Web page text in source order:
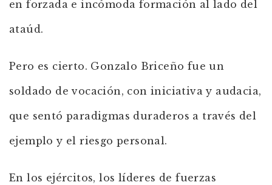
en forzada e incómoda formación al lado del
ataúd.
Pero es cierto. Gonzalo Briceño fue un
soldado de vocación, con iniciativa y audacia,
que sentó paradigmas duraderos a través del
ejemplo y el riesgo personal.
En los ejércitos, los líderes de fuerzas